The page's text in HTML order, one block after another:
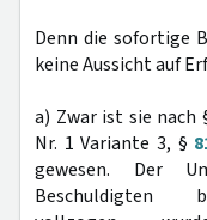
Denn die sofortige
keine Aussicht auf
a) Zwar ist sie nach
Nr. 1 Variante 3, §
gewesen. Der
Beschuldigten